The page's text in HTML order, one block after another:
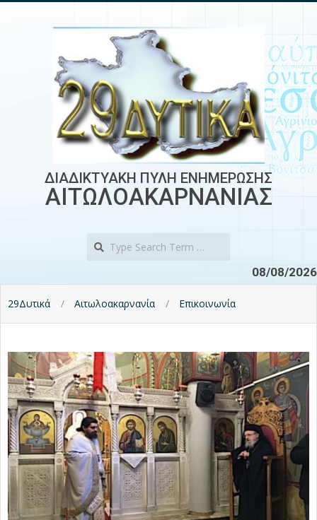
ΔΙΑΔΙΚΤΥΑΚΗ ΠΥΛΗ ΕΝΗΜΕΡΩΣΗΣ
ΑΙΤΩΛΟΑΚΑΡΝΑΝΙΑΣ
08/08/2026
29Δυτικά Αιτωλοακαρνανία Επικοινωνία